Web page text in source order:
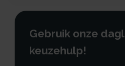
Gebruik onze
keuzehulp!